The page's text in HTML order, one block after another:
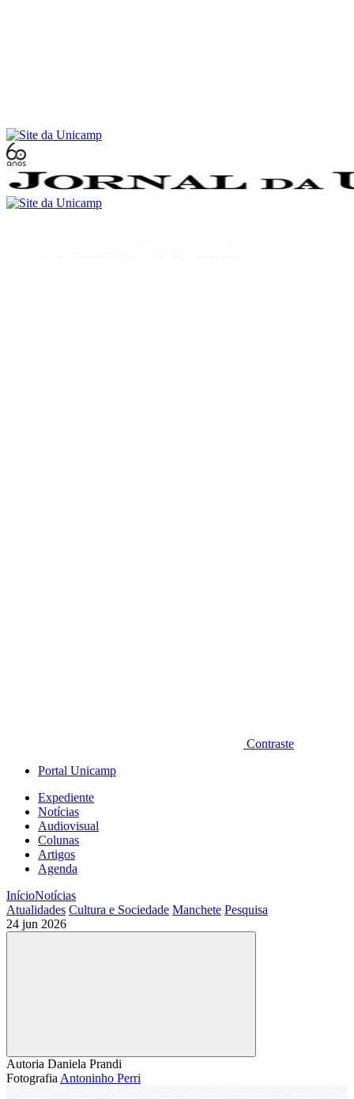
Contraste
Portal Unicamp
Expediente
Notícias
Audiovisual
Colunas
Artigos
Agenda
InícioNotícias
Atualidades Cultura e Sociedade Manchete Pesquisa
24 jun 2026
Compartilhar
Autoria Daniela Prandi
Fotografia Antoninho Perri